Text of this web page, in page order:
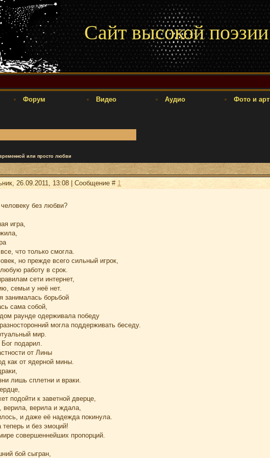
Сайт высокой поэзии
Форум Видео Аудио Фото и арт
или просто любви
26.09.2011, 13:08 | Сообщение # 1
без любви?
игра,
что только смогла.
но прежде всего сильный игрок,
работу в срок.
сети интернет,
семьи у неё нет.
занималась борьбой
сама собой,
раунде одерживала победу
могла поддерживать беседу.
мир.
подарил.
от Лины
как от ядерной мины.
лишь сплетни и враки.
подойти к заветной дверце,
верила, верила и ждала,
и даже её надежда покинула.
теперь и без эмоций!
совершеннейших пропорций.
бой сыгран,